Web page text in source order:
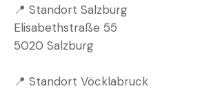
📍 Standort Salzburg
Elisabethstraße 55
5020 Salzburg
📍 Standort Vöcklabruck